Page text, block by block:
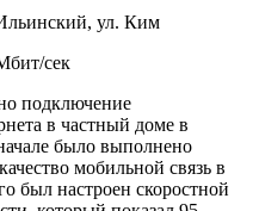
ул. Ким
сек
подключение
в частный доме в
было выполнено
мобильной связь в
был настроен скоростной